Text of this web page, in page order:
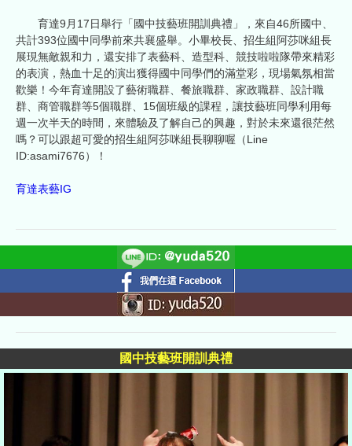
育達9月17日舉行「國中技藝班開訓典禮」，來自46所國中、
共計393位國中同學前來共襄盛舉。小畢校長、招生組阿莎咪組長
展現無敵親和力，還安排了表藝科、造型科、競技啦啦隊帶來精彩
的表演，熱血十足的演出獲得國中同學們的滿堂彩，現場氣氛相當
歡樂！今年育達開設了藝術職群、餐旅職群、家政職群、設計職
群、商管職群等5個職群、15個班級的課程，讓技藝班同學利用每
週一次半天的時間，來體驗及了解自己的興趣，對於未來還很茫然
嗎？可以跟超可愛的招生組阿莎咪組長聊聊喔（Line
ID:asami7676）！
育達表藝IG
國中技藝班開訓典禮